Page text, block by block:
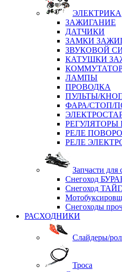
ЭЛЕКТРИКА
ЗАЖИГАНИЕ
ДАТЧИКИ
ЗАМКИ
ЗВУКОВОЙ
КАТУШКИ
ЛАМПЫ
ПРОВОДКА
ПУЛЬТЫ/
ФАРА/СТОП/
РЕЛЕ
РЕЛЕ
Запчасти для
Снегоход
Снегоход
Снегоходы
РАСХОДНИКИ
Слайдеры/
Троса